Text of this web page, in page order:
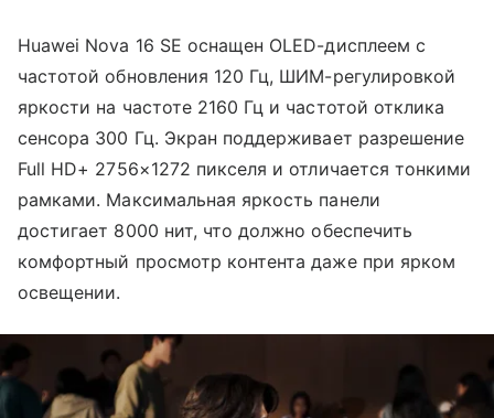
Huawei Nova 16 SE оснащен OLED-дисплеем с
частотой обновления 120 Гц, ШИМ-регулировкой
яркости на частоте 2160 Гц и частотой отклика
сенсора 300 Гц. Экран поддерживает разрешение
Full HD+ 2756×1272 пикселя и отличается тонкими
рамками. Максимальная яркость панели
достигает 8000 нит, что должно обеспечить
комфортный просмотр контента даже при ярком
освещении.